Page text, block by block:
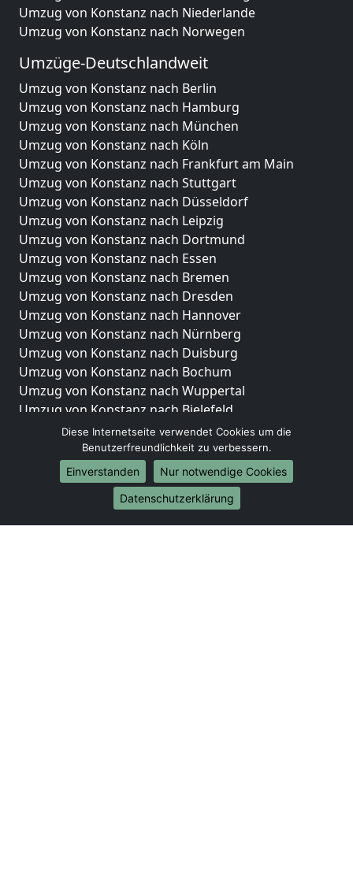
Umzug von Konstanz nach Niederlande
Umzug von Konstanz nach Norwegen
Umzüge-Deutschlandweit
Umzug von Konstanz nach Berlin
Umzug von Konstanz nach Hamburg
Umzug von Konstanz nach München
Umzug von Konstanz nach Köln
Umzug von Konstanz nach Frankfurt am Main
Umzug von Konstanz nach Stuttgart
Umzug von Konstanz nach Düsseldorf
Umzug von Konstanz nach Leipzig
Umzug von Konstanz nach Dortmund
Umzug von Konstanz nach Essen
Umzug von Konstanz nach Bremen
Umzug von Konstanz nach Dresden
Umzug von Konstanz nach Hannover
Umzug von Konstanz nach Nürnberg
Umzug von Konstanz nach Duisburg
Umzug von Konstanz nach Bochum
Umzug von Konstanz nach Wuppertal
Umzug von Konstanz nach Bielefeld
Umzug von Konstanz nach Bonn
Umzug von Konstanz nach Münster
Internationale-Umzüge
Umzug von Konstanz nach Brasilien
Umzug von Konstanz nach Brunei Darussalam
Diese Internetseite verwendet Cookies um die
Benutzerfreundlichkeit zu verbessern.
Einverstanden
Nur notwendige Cookies
Datenschutzerklärung